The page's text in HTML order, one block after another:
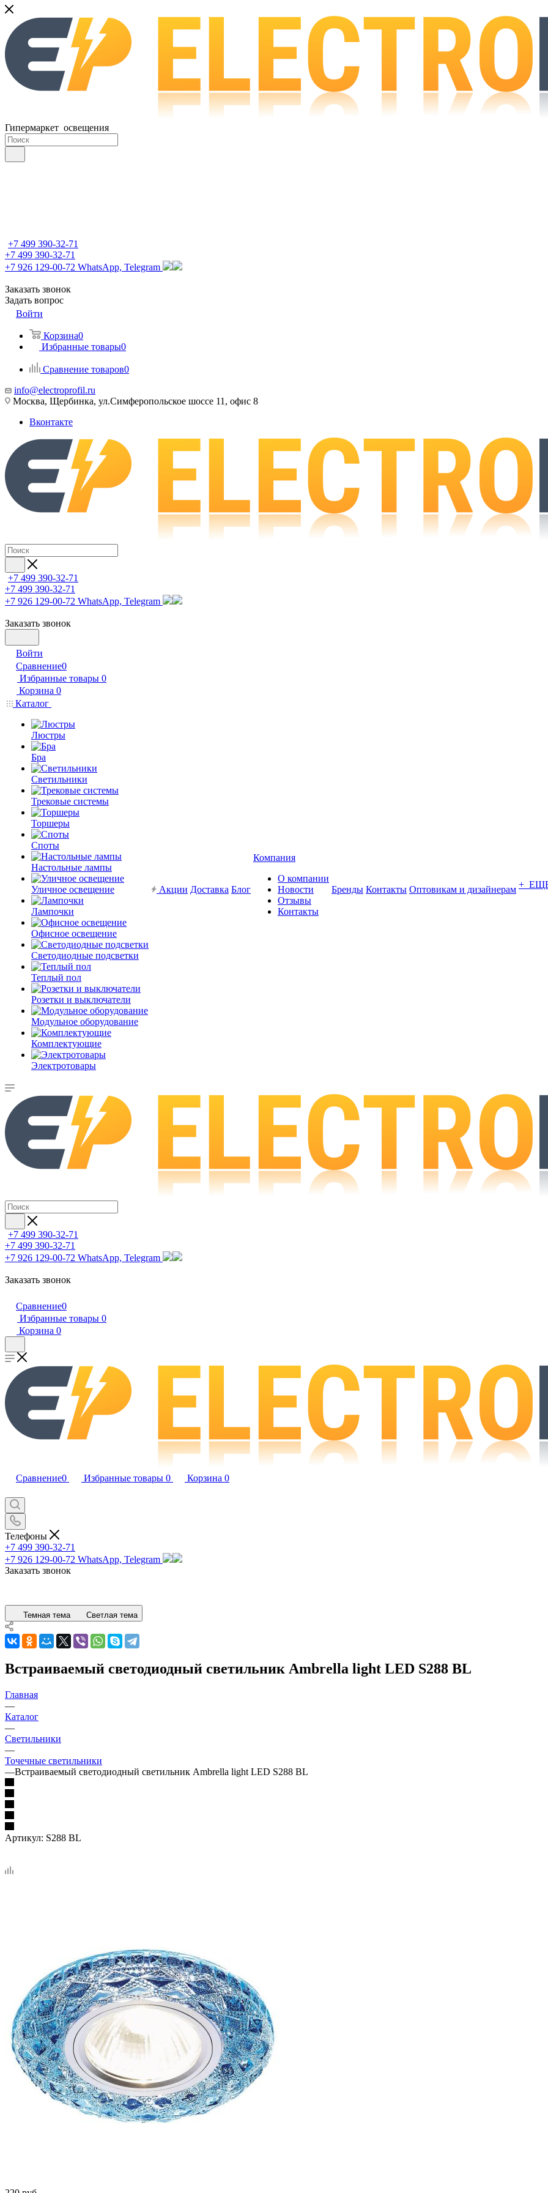
Гипермаркет освещения
+7 499 390-32-71
+7 499 390-32-71
+7 926 129-00-72 WhatsApp, Telegram
Заказать звонок
Задать вопрос
Войти
Корзина0
Избранные товары0
Сравнение товаров0
info@electroprofil.ru
Москва, Щербинка, ул.Симферопольское шоссе 11, офис 8
Вконтакте
+7 499 390-32-71
+7 499 390-32-71
+7 926 129-00-72 WhatsApp, Telegram
Заказать звонок
Войти
Сравнение0
Избранные товары 0
Корзина 0
Каталог
Люстры
Бра
Светильники
Трековые системы
Торшеры
Споты
Настольные лампы
Уличное освещение
Лампочки
Офисное освещение
Светодиодные подсветки
Теплый пол
Розетки и выключатели
Модульное оборудование
Комплектующие
Электротовары
Акции Доставка Блог
Компания
О компании
Новости
Отзывы
Контакты
Бренды Контакты Оптовикам и дизайнерам +
+7 499 390-32-71
+7 499 390-32-71
+7 926 129-00-72 WhatsApp, Telegram
Заказать звонок
Сравнение0
Избранные товары 0
Корзина 0
Сравнение0 Избранные товары 0 Корзина 0
Телефоны
+7 499 390-32-71
+7 926 129-00-72 WhatsApp, Telegram
Заказать звонок
Темная тема Светлая тема
Встраиваемый светодиодный светильник Ambrella light LED S288 BL
Главная
—
Каталог
—
Светильники
—
Точечные светильники
—Встраиваемый светодиодный светильник Ambrella light LED S288 BL
Артикул: S288 BL